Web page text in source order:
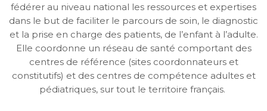
fédérer au niveau national les ressources et expertises
dans le but de faciliter le parcours de soin, le diagnostic
et la prise en charge des patients, de l’enfant à l’adulte.
Elle coordonne un réseau de santé comportant des
centres de référence (sites coordonnateurs et
constitutifs) et des centres de compétence adultes et
pédiatriques, sur tout le territoire français.